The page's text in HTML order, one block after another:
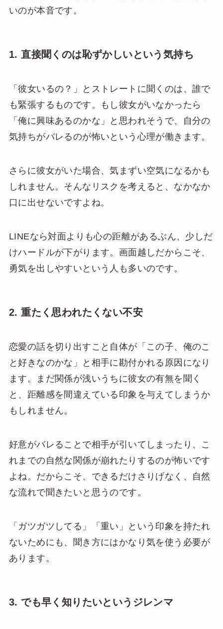
いのが本音です。
1. 直接聞くのは恥ずかしいという気持ち
「彼女いるの？」とストレートに聞くのは、誰で
も緊張するものです。もし彼女がいなかったら
「俺に興味あるのかな」と思われそうで、自分の
気持ちがバレるのが怖いという心理が働きます。
さらに彼女がいた場合、気まずい空気になるかも
しれません。そんなリスクを考えると、なかなか
口に出せないですよね。
LINEなら対面よりも心の距離があるぶん、少しだ
けハードルが下がります。画面越しだからこそ、
勇気を出しやすいという人も多いのです。
2. 重たく思われたくない不安
恋愛の話を切り出すこと自体が「この子、俺のこ
と好きなのかな」と相手に勘付かれる原因になり
ます。まだ関係が浅いうちに彼女の有無を聞く
と、距離感を間違えている印象を与えてしまうか
もしれません。
好意がバレることで相手が引いてしまったり、こ
れまでの自然な関係が崩れたりするのが怖いです
よね。だからこそ、できるだけさりげなく、自然
な流れで聞きたいと思うのです。
「ガツガツしてる」「重い」という印象を持たれ
ないためにも、聞き方にはかなり気を使う必要が
あります。
3. でも早く知りたいというジレンマ